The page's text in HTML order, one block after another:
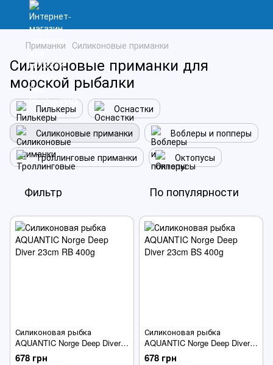
Приманки Силиконовые приманки
Силиконовые приманки для
морской рыбалки
Пилькеры
Оснастки
Силиконовые приманки
Воблеры и попперы
Троллинговые приманки
Октопусы
Фильтр По популярности
Силиконовая рыбка
AQUANTIC Norge Deep Diver
23cm RB 400g
678 грн
Силиконовая рыбка
AQUANTIC Norge Deep Diver
23cm BS 400g
678 грн